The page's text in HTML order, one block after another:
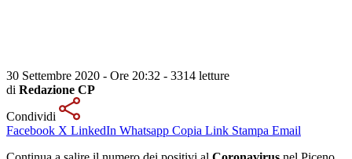
30 Settembre 2020 - Ore 20:32 - 3314 letture
di Redazione CP
Condividi
Facebook X LinkedIn Whatsapp Copia Link Stampa Email